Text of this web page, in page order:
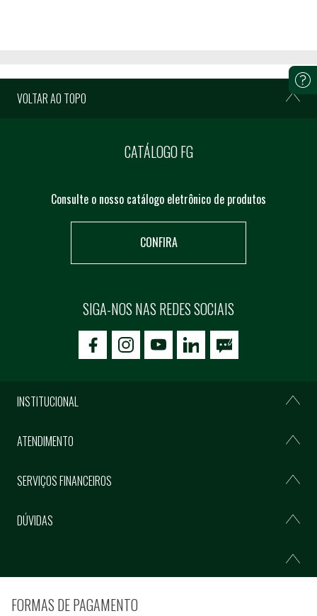
VOLTAR AO TOPO
CATÁLOGO FG
Consulte o nosso catálogo eletrônico de produtos
CONFIRA
SIGA-NOS NAS REDES SOCIAIS
icon-facebookicon-social02icon-social03
INSTITUCIONAL
ATENDIMENTO
SERVIÇOS FINANCEIROS
DÚVIDAS
FORMAS DE PAGAMENTO